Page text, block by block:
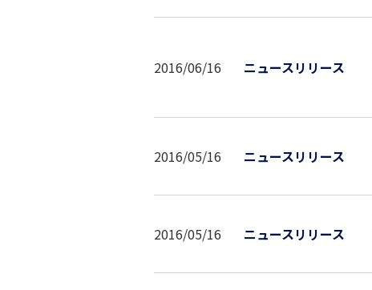
2016/06/16 ニュースリリース
2016/05/16 ニュースリリース
2016/05/16 ニュースリリース